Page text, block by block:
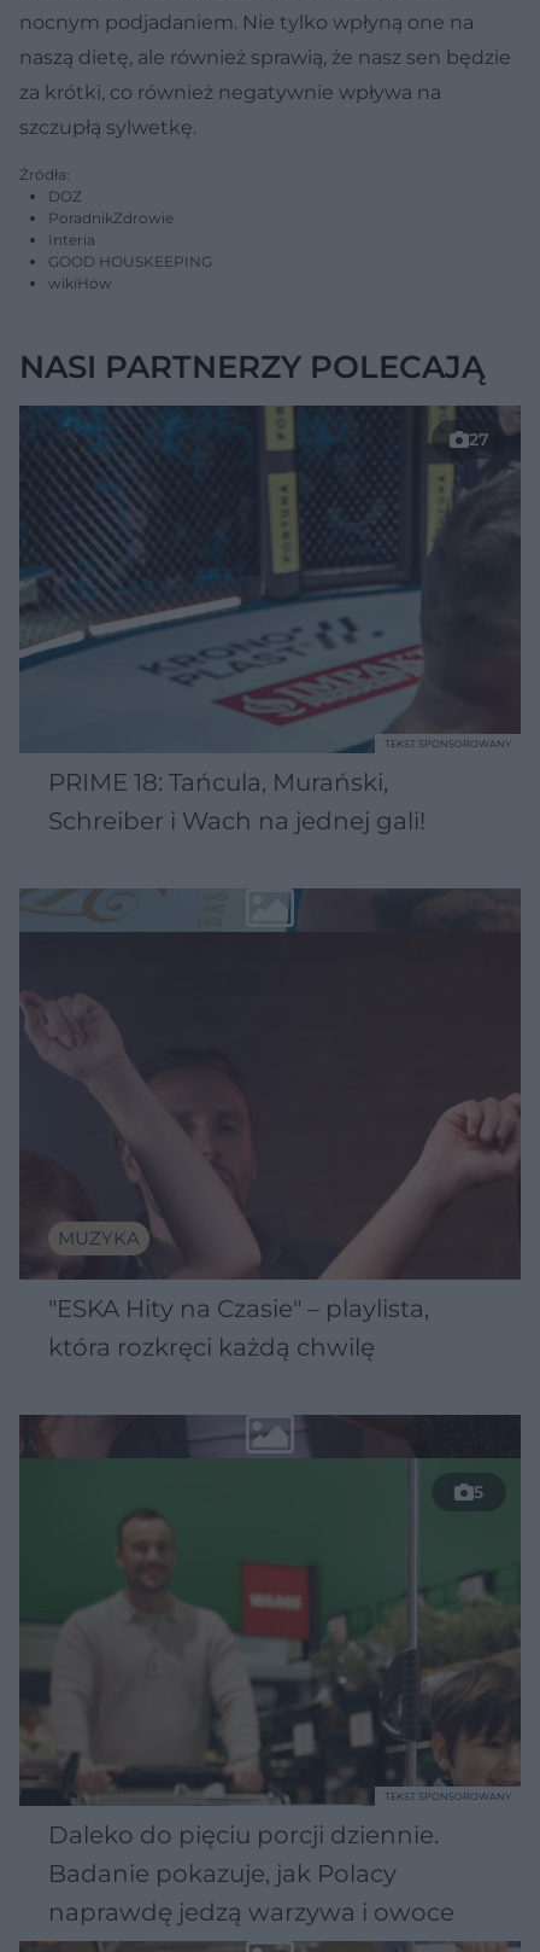
nocnym podjadaniem. Nie tylko wpłyną one na
naszą dietę, ale również sprawią, że nasz sen będzie
za krótki, co również negatywnie wpływa na
szczupłą sylwetkę.
Źródła:
DOZ
PoradnikZdrowie
Interia
GOOD HOUSKEEPING
wikiHow
NASI PARTNERZY POLECAJĄ
27
PRIME 18: Tańcula, Murański,
Schreiber i Wach na jednej gali!
TEKST SPONSOROWANY
MUZYKA
"ESKA Hity na Czasie" – playlista,
która rozkręci każdą chwilę
5
Daleko do pięciu porcji dziennie.
Badanie pokazuje, jak Polacy
naprawdę jedzą warzywa i owoce
TEKST SPONSOROWANY